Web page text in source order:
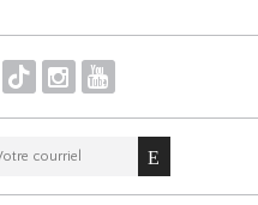
T I Y